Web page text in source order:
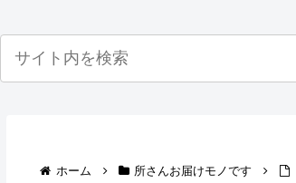
ホーム 所さんお届けモノです